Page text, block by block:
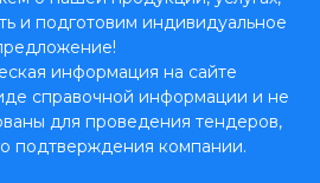
и подготовим индивидуальное
информация на сайте
справочной информации и не
для проведения тендеров,
подтверждения компании.